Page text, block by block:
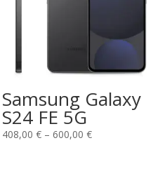
Samsung Galaxy
S24 FE 5G
408,00 €– 600,00 €